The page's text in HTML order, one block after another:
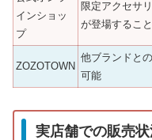
インショッ
プ
限定アクセサ
が登場するこ
ZOZOTOWN
他ブランドと
可能
実店舗での販売